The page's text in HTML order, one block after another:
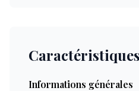
Caractéristiques
Informations générales